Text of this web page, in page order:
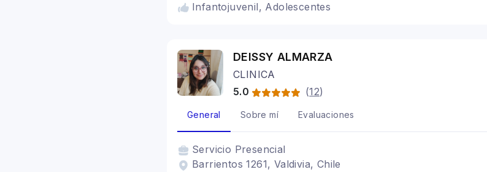
Infantojuvenil, Adolescentes
DEISSY ALMARZA
CLINICA
5.0
(12)
General Sobre mí Evaluaciones
Servicio Presencial
Barrientos 1261, Valdivia, Chile